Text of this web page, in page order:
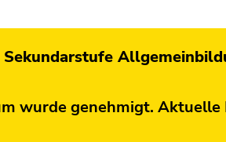
wurde genehmigt.